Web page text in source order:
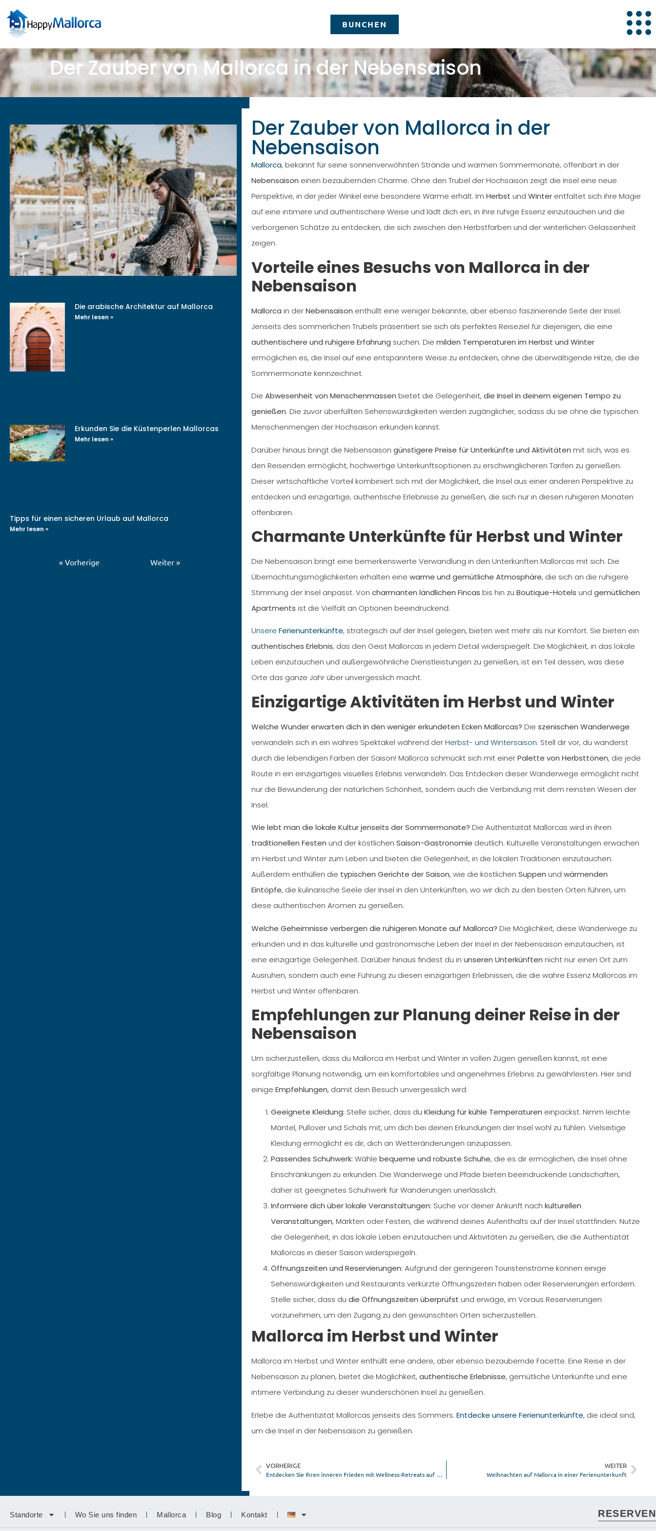
BUNCHEN
BUNCHEN
Der Zauber von Mallorca in der Nebensaison
Die arabische Architektur auf Mallorca
Mehr lesen »
Erkunden Sie die Küstenperlen Mallorcas
Mehr lesen »
Tipps für einen sicheren Urlaub auf Mallorca
Mehr lesen »
« Vorherige Weiter »
Der Zauber von Mallorca in der
Nebensaison
Mallorca, bekannt für seine sonnenverwöhnten Strände und warmen Sommermonate, offenbart in der
Nebensaison einen bezaubernden Charme. Ohne den Trubel der Hochsaison zeigt die Insel eine neue
Perspektive, in der jeder Winkel eine besondere Wärme erhält. ImHerbst undWinter entfaltet sich ihre Magie
auf eine intimere und authentischere Weise und lädt dich ein, in ihre ruhige Essenz einzutauchen und die
verborgenen Schätze zu entdecken, die sich zwischen den Herbstfarben und der winterlichen Gelassenheit
zeigen.
Vorteile eines Besuchs von Mallorca in der
Nebensaison
Mallorca in derNebensaison enthüllt eine weniger bekannte, aber ebenso faszinierende Seite der Insel.
Jenseits des sommerlichen Trubels präsentiert sie sich als perfektes Reiseziel für diejenigen, die eine
authentischere und ruhigere Erfahrung suchen. Diemilden Temperaturen im Herbst und Winter
ermöglichen es, die Insel auf eine entspanntere Weise zu entdecken, ohne die überwältigende Hitze, die die
Sommermonate kennzeichnet.
DieAbwesenheit von Menschenmassen bietet die Gelegenheit,die Insel in deinem eigenen Tempo zu
genießen. Die zuvor überfüllten Sehenswürdigkeiten werden zugänglicher, sodass du sie ohne die typischen
Menschenmengen der Hochsaison erkunden kannst.
Darüber hinaus bringt die Nebensaisongünstigere Preise für Unterkünfte und Aktivitäten mit sich, was es
den Reisenden ermöglicht, hochwertige Unterkunftsoptionen zu erschwinglicheren Tarifen zu genießen.
Dieser wirtschaftliche Vorteil kombiniert sich mit der Möglichkeit, die Insel aus einer anderen Perspektive zu
entdecken und einzigartige, authentische Erlebnisse zu genießen, die sich nur in diesen ruhigeren Monaten
offenbaren.
Charmante Unterkünfte für Herbst und Winter
Die Nebensaison bringt eine bemerkenswerte Verwandlung in den Unterkünften Mallorcas mit sich. Die
Übernachtungsmöglichkeiten erhalten einewarme und gemütliche Atmosphäre, die sich an die ruhigere
Stimmung der Insel anpasst. Voncharmanten ländlichen Fincas bis hin zuBoutique-Hotels undgemütlichen
Apartments ist die Vielfalt an Optionen beeindruckend.
UnsereFerienunterkünfte, strategisch auf der Insel gelegen, bieten weit mehr als nur Komfort. Sie bieten ein
authentisches Erlebnis, das den Geist Mallorcas in jedem Detail widerspiegelt. Die Möglichkeit, in das lokale
Leben einzutauchen und außergewöhnliche Dienstleistungen zu genießen, ist ein Teil dessen, was diese
Orte das ganze Jahr über unvergesslich macht.
Einzigartige Aktivitäten im Herbst und Winter
Welche Wunder erwarten dich in den weniger erkundeten Ecken Mallorcas? Dieszenischen Wanderwege
verwandeln sich in ein wahres Spektakel während derHerbst- und Wintersaison. Stell dir vor, du wanderst
durch die lebendigen Farben der Saison! Mallorca schmückt sich mit einerPalette von Herbsttönen, die jede
Route in ein einzigartiges visuelles Erlebnis verwandeln. Das Entdecken dieser Wanderwege ermöglicht nicht
nur die Bewunderung der natürlichen Schönheit, sondern auch die Verbindung mit dem reinsten Wesen der
Insel.
Wie lebt man die lokale Kultur jenseits der Sommermonate? Die Authentizität Mallorcas wird in ihren
traditionellen Festen und der köstlichenSaison-Gastronomie deutlich. Kulturelle Veranstaltungen erwachen
im Herbst und Winter zum Leben und bieten die Gelegenheit, in die lokalen Traditionen einzutauchen.
Außerdem enthüllen die typischen Gerichte der Saison, wie die köstlichenSuppen undwärmenden
Eintöpfe, die kulinarische Seele der Insel in den Unterkünften, wo wir dich zu den besten Orten führen, um
diese authentischen Aromen zu genießen.
Welche Geheimnisse verbergen die ruhigeren Monate auf Mallorca? Die Möglichkeit, diese Wanderwege zu
erkunden und in das kulturelle und gastronomische Leben der Insel in der Nebensaison einzutauchen, ist
eine einzigartige Gelegenheit. Darüber hinaus findest du inunseren Unterkünften nicht nur einen Ort zum
Ausruhen, sondern auch eine Führung zu diesen einzigartigen Erlebnissen, die die wahre Essenz Mallorcas im
Herbst und Winter offenbaren.
Empfehlungen zur Planung deiner Reise in der
Nebensaison
Um sicherzustellen, dass du Mallorca im Herbst und Winter in vollen Zügen genießen kannst, ist eine
sorgfältige Planung notwendig, um ein komfortables und angenehmes Erlebnis zu gewährleisten. Hier sind
einigeEmpfehlungen, damit dein Besuch unvergesslich wird:
Geeignete Kleidung: Stelle sicher, dass duKleidung für kühle Temperaturen einpackst. Nimm leichte
Mäntel, Pullover und Schals mit, um dich bei deinen Erkundungen der Insel wohl zu fühlen. Vielseitige
Kleidung ermöglicht es dir, dich an Wetteränderungen anzupassen.
Passendes Schuhwerk: Wählebequeme und robuste Schuhe, die es dir ermöglichen, die Insel ohne
Einschränkungen zu erkunden. Die Wanderwege und Pfade bieten beeindruckende Landschaften,
daher ist geeignetes Schuhwerk für Wanderungen unerlässlich.
Informiere dich über lokale Veranstaltungen: Suche vor deiner Ankunft nachkulturellen
Veranstaltungen, Märkten oder Festen, die während deines Aufenthalts auf der Insel stattfinden. Nutze
die Gelegenheit, in das lokale Leben einzutauchen und Aktivitäten zu genießen, die die Authentizität
Mallorcas in dieser Saison widerspiegeln.
Öffnungszeiten und Reservierungen: Aufgrund der geringeren Touristenströme können einige
Sehenswürdigkeiten und Restaurants verkürzte Öffnungszeiten haben oder Reservierungen erfordern.
Stelle sicher, dass dudie Öffnungszeiten überprüfst und erwäge, im Voraus Reservierungen
vorzunehmen, um den Zugang zu den gewünschten Orten sicherzustellen.
Mallorca im Herbst und Winter
Mallorca im Herbst und Winter enthüllt eine andere, aber ebenso bezaubernde Facette. Eine Reise in der
Nebensaison zu planen, bietet die Möglichkeit,authentische Erlebnisse, gemütliche Unterkünfte und eine
intimere Verbindung zu dieser wunderschönen Insel zu genießen.
Erlebe die Authentizität Mallorcas jenseits des Sommers.Entdecke unsere Ferienunterkünfte, die ideal sind,
um die Insel in der Nebensaison zu genießen.
VORHERIGE
Entdecken Sie Ihren inneren Frieden mit Wellness-Retreats auf Mallorca
WEITER
Weihnachten auf Mallorca in einer Ferienunterkunft
Standorte Wo Sie uns finden Mallorca Blog Kontakt RESERVEN